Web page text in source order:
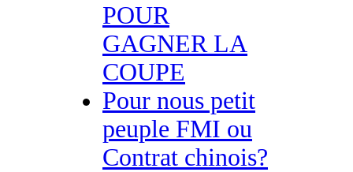
POUR
GAGNER LA
COUPE
Pour nous petit
peuple FMI ou
Contrat chinois?